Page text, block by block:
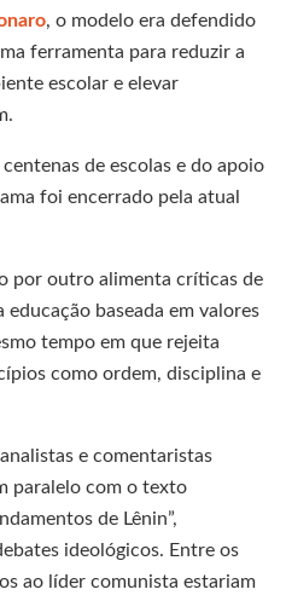
, o modelo era defendido
ferramenta para reduzir a
escolar e elevar
de escolas e do apoio
foi encerrado pela atual
por outro alimenta críticas de
baseada em valores
tempo em que rejeita
como ordem, disciplina e
e comentaristas
paralelo com o texto
de Lênin”,
ideológicos. Entre os
ao líder comunista estariam